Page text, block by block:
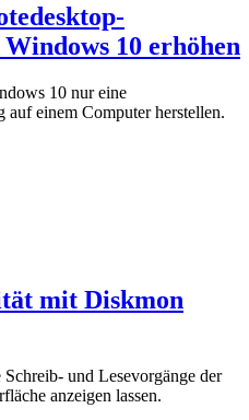
10 erhöhen
10 nur eine
auf einem Computer herstellen.
mit Diskmon
und Lesevorgänge der
anzeigen lassen.